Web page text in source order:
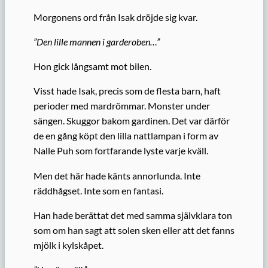
Morgonens ord från Isak dröjde sig kvar.
”Den lille mannen i garderoben…”
Hon gick långsamt mot bilen.
Visst hade Isak, precis som de flesta barn, haft
perioder med mardrömmar. Monster under
sängen. Skuggor bakom gardinen. Det var därför
de en gång köpt den lilla nattlampan i form av
Nalle Puh som fortfarande lyste varje kväll.
Men det här hade känts annorlunda. Inte
räddhågset. Inte som en fantasi.
Han hade berättat det med samma självklara ton
som om han sagt att solen sken eller att det fanns
mjölk i kylskåpet.